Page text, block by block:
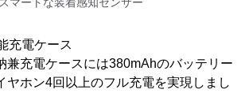
充電ケース
兼充電ケースには380mAhのバッテリー
ヤホン4回以上のフル充電を実現しまし